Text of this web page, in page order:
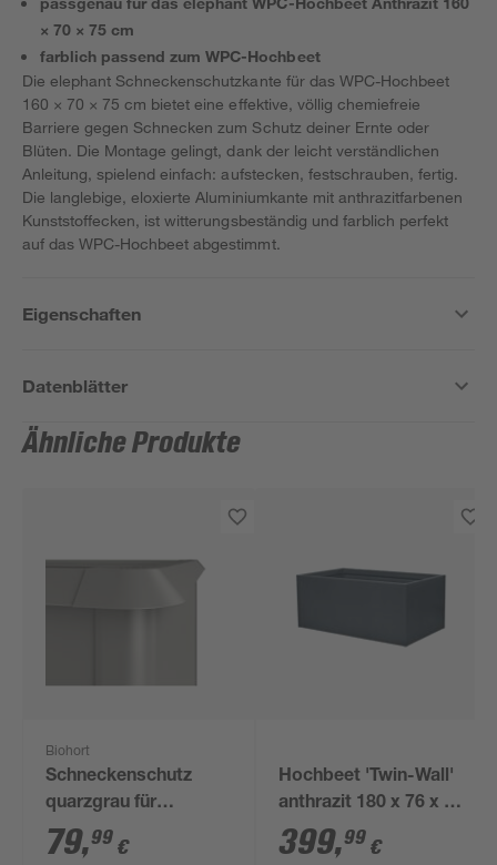
× 70 × 75 cm
farblich passend zum WPC-Hochbeet
Die elephant Schneckenschutzkante für das WPC-Hochbeet
160 × 70 × 75 cm bietet eine effektive, völlig chemiefreie
Barriere gegen Schnecken zum Schutz deiner Ernte oder
Blüten. Die Montage gelingt, dank der leicht verständlichen
Anleitung, spielend einfach: aufstecken, festschrauben, fertig.
Die langlebige, eloxierte Aluminiumkante mit anthrazitfarbenen
Kunststoffecken, ist witterungsbeständig und farblich perfekt
auf das WPC-Hochbeet abgestimmt.
Eigenschaften
Datenblätter
Ähnliche Produkte
Biohort
Schneckenschutz
quarzgrau für
Hochbeet 1 x 0,5 m
79,99 €
Hochbeet 'Twin-Wall'
anthrazit 180 x 76 x 90
cm
399,99 €